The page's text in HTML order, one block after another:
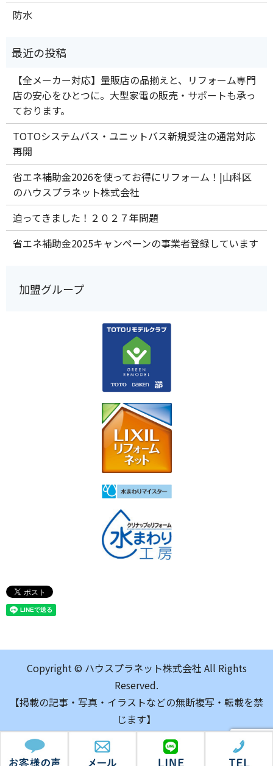
防水
【全メーカー対応】量販店の品揃えと、リフォーム専門
店の安心をひとつに。大型家電の販売・サポートも承っ
ております。
TOTOシステムバス・ユニットバス新規受注の通常対応
再開
省エネ補助金2026を使ってお得にリフォーム！|山科区
のハウスプラネット株式会社
迫ってきました！２０２７年問題
省エネ補助金2025キャンペーンの事業者登録しています
加盟グループ
Copyright © ハウスプラネット株式会社 All Rights
Reserved.
【掲載の記事・写真・イラストなどの無断複写・転載を禁
じます】